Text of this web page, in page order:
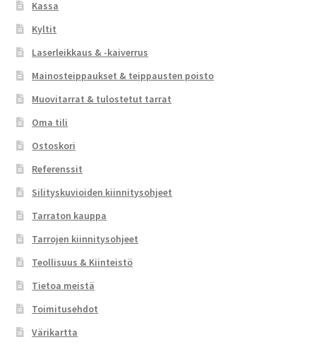
Kassa
Kyltit
Laserleikkaus & -kaiverrus
Mainosteippaukset & teippausten poisto
Muovitarrat & tulostetut tarrat
Oma tili
Ostoskori
Referenssit
Silityskuvioiden kiinnitysohjeet
Tarraton kauppa
Tarrojen kiinnitysohjeet
Teollisuus & Kiinteistö
Tietoa meistä
Toimitusehdot
Värikartta